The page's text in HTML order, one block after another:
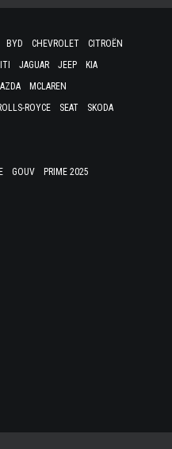
BYD CHEVROLET
CITROËN
JAGUAR JEEP
KIA
MCLAREN
ROYCE SEAT
SKODA
GOUV
PRIME 2025